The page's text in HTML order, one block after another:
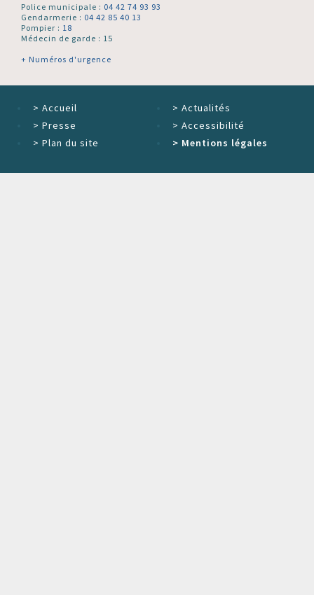
Police municipale : 04 42 74 93 93
Gendarmerie : 04 42 85 40 13
Pompier : 18
Médecin de garde : 15
+ Numéros d'urgence
> Accueil > Actualités
> Presse > Accessibilité
> Plan du site > Mentions légales